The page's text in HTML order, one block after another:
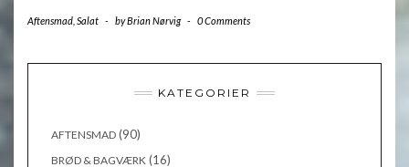
Aftensmad Salat - byBrian Nørvig - 0 Comments
KATEGORIER
AFTENSMAD (90)
BRØD & BAGVÆRK (16)